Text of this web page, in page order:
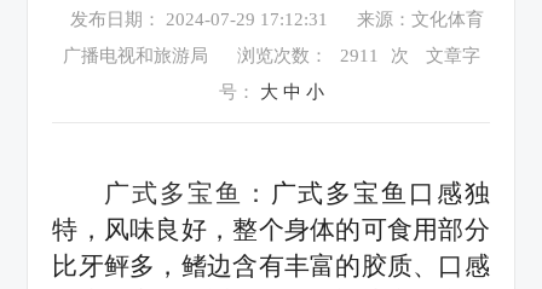
发布日期： 2024-07-29 17:12:31
来源：文化体育
广播电视和旅游局
浏览次数： 2911 次
文章字
号： 大 中 小
广式多宝鱼： 广式多宝鱼口感独
特，风味良好，整个身体的可食用部分
比牙鲆多，鳍边含有丰富的胶质、口感